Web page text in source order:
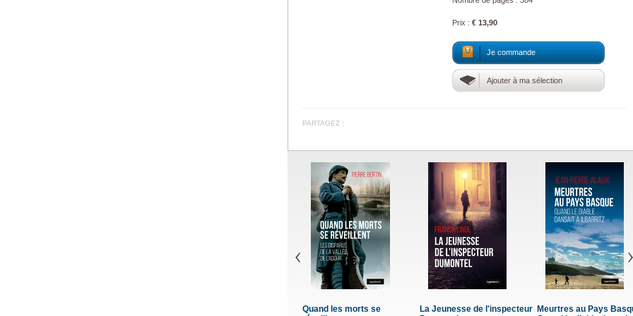
Prix : € 13,90
Je commande
Ajouter à ma sélection
PARTAGEZ :
Quand les morts se
La Jeunesse de l'inspecteur Meurtres au Pays Basque -